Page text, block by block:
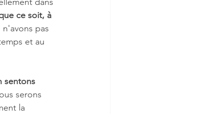
ce soit, à
n'avons pas
et au
sentons
serons
la